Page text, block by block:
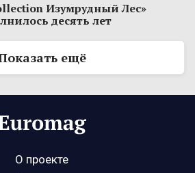
Изумрудный Лес»
десять лет
ещё
О проекте